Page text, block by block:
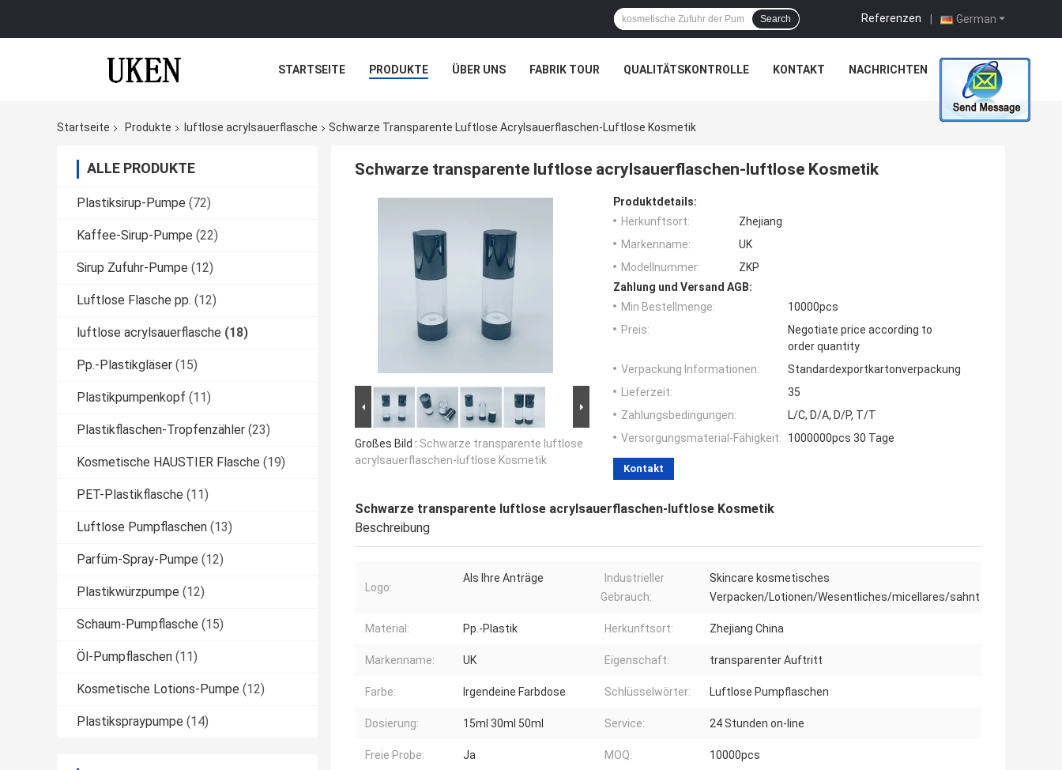
German
Referenzen |
Search
STARTSEITE PRODUKTE ÜBER UNS FABRIK TOUR QUALITÄTSKONTROLLE KONTAKT NACHRICHTEN ALLE FÄLLE
Startseite Produkte luftlose acrylsauerflasche Schwarze Transparente Luftlose Acrylsauerflaschen-Luftlose Kosmetik
ALLE PRODUKTE
Plastiksirup-Pumpe (72)
Kaffee-Sirup-Pumpe (22)
Sirup Zufuhr-Pumpe (12)
Luftlose Flasche pp. (12)
luftlose acrylsauerflasche (18)
Pp.-Plastikgläser (15)
Plastikpumpenkopf (11)
Plastikflaschen-Tropfenzähler (23)
Kosmetische HAUSTIER Flasche (19)
PET-Plastikflasche (11)
Luftlose Pumpflaschen (13)
Parfüm-Spray-Pumpe (12)
Plastikwürzpumpe (12)
Schaum-Pumpflasche (15)
Öl-Pumpflaschen (11)
Kosmetische Lotions-Pumpe (12)
Plastikspraypumpe (14)
Schwarze transparente luftlose acrylsauerflaschen-luftlose Kosmetik
Großes Bild : Schwarze transparente luftlose
acrylsauerflaschen-luftlose Kosmetik
Produktdetails:
Herkunftsort:
Zhejiang
Markenname:
UK
Modellnummer:
ZKP
Zahlung und Versand AGB:
Min Bestellmenge:
10000pcs
Preis:
Negotiate price according to
order quantity
Verpackung Informationen:
Standardexportkartonverpackung
Lieferzeit:
35
Zahlungsbedingungen:
L/C, D/A, D/P, T/T
Versorgungsmaterial-Fähigkeit:
1000000pcs 30 Tage
Kontakt
Schwarze transparente luftlose acrylsauerflaschen-luftlose Kosmetik
Beschreibung
Logo:
Als Ihre Anträge
Industrieller
Gebrauch:
Skincare kosmetisches
Verpacken/Lotionen/Wesentliches/micellares/sahnt
Material: Pp.-Plastik Herkunftsort: Zhejiang China
Markenname: UK Eigenschaft: transparenter Auftritt
Farbe: Irgendeine Farbdose Schlüsselwörter: Luftlose Pumpflaschen
Dosierung: 15ml 30ml 50ml Service: 24 Stunden on-line
Freie Probe: Ja MOQ: 10000pcs